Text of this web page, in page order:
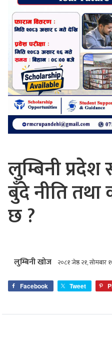
लुम्बिनी
बुँदे नीति तथा
छ ?
लुम्बिनी खोज २०८१ जेष्ठ २१, सोमबार
Facebook Tweet